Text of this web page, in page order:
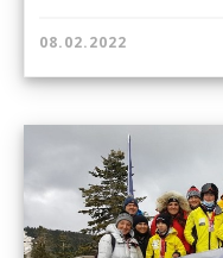
08.02.2022